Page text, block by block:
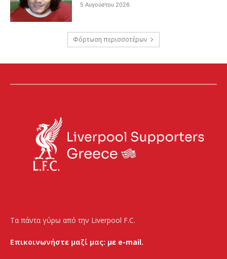
5 Αυγούστου 2026
Φόρτωση περισσοτέρων
Τα πάντα γύρω από την Liverpool F.C.
Επικοινωνήστε μαζί μας: με e-mail.